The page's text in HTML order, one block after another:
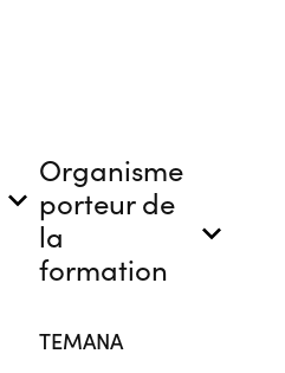
Organisme
porteur de
la
formation
TEMANA